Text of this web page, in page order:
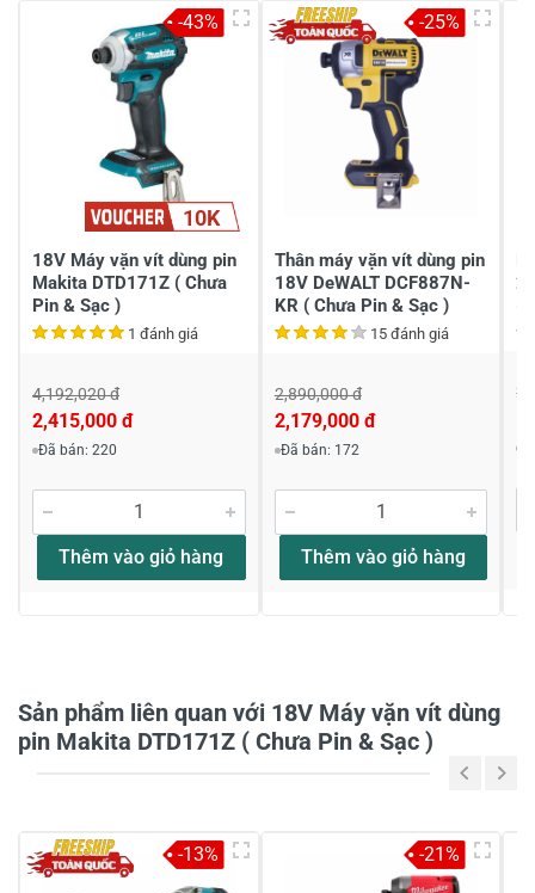
Viết nhận xét về sản phẩm
Đánh giá sao
Họ và tên *
Tiêu đề của nhận xét
Viết nhận xét của bạn vào bên dưới*
Gửi nhận xét
10K
18V Máy vặn vít dùng pin
Makita DTD171Z ( Chưa
Pin & Sạc )
1 đánh giá
4,192,020 đ
2,415,000 đ
Đã bán: 220
Thêm vào giỏ hàng
-43%
Thân máy vặn vít dùng pin
18V DeWALT DCF887N-
KR ( Chưa Pin & Sạc )
15 đánh giá
2,890,000 đ
2,179,000 đ
Đã bán: 172
Thêm vào giỏ hàng
-25%
Sản phẩm liên quan với 18V Máy vặn vít dùng
pin Makita DTD171Z ( Chưa Pin & Sạc )
-13% -21%